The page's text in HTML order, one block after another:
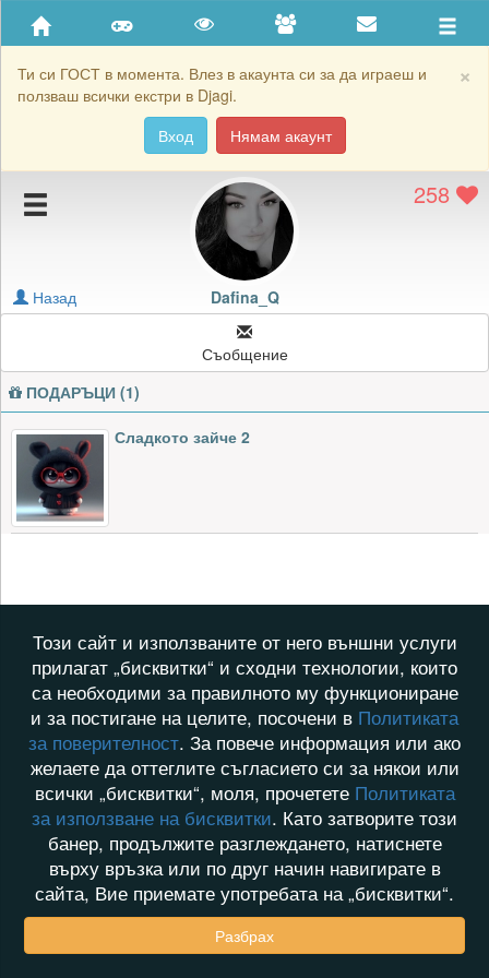
×
Ти си ГОСТ в момента. Влез в акаунта си за да играеш и
ползваш всички екстри в Djagi.
Вход
Нямам акаунт
Приятели
Хронология на игри
Подаръците на Dafina_Q
Картичките на Dafina_Q
Блокирай Dafina_Q
258
Dafina_Q
Назад
Съобщение
ПОДАРЪЦИ (1)
Сладкото зайче 2
Този сайт и използваните от него външни услуги
прилагат „бисквитки“ и сходни технологии, които
са необходими за правилното му функциониране
и за постигане на целите, посочени в Политиката
за поверителност. За повече информация или ако
желаете да оттеглите съгласието си за някои или
всички „бисквитки“, моля, прочетете Политиката
за използване на бисквитки. Като затворите този
банер, продължите разглеждането, натиснете
върху връзка или по друг начин навигирате в
сайта, Вие приемате употребата на „бисквитки“.
Разбрах